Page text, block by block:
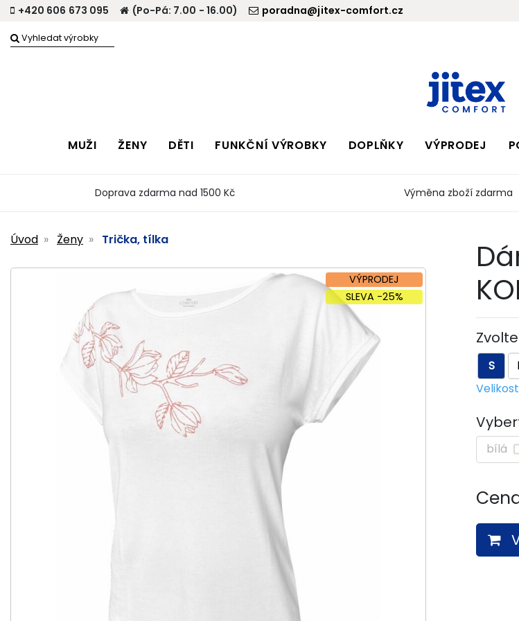
+420 606 673 095 (Po-Pá: 7.00 - 16.00) poradna@jitex-comfort.cz
MUŽI ŽENY DĚTI FUNKČNÍ VÝROBKY DOPLŇKY VÝPRODEJ
Doprava zdarma nad 1500 Kč Výměna zboží zdarma
Úvod Ženy Trička, tílka
VÝPRODEJ
SLEVA -25%
S
bílá